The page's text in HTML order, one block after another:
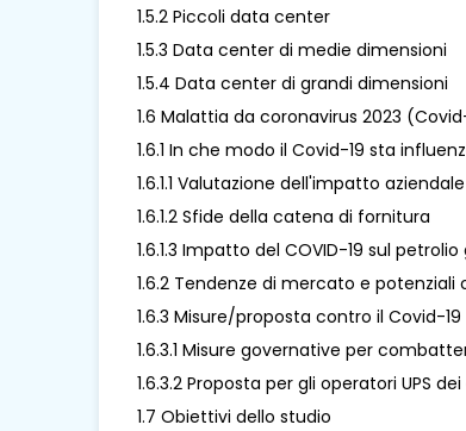
1.5.2 Piccoli data center
1.5.3 Data center di medie dimensioni
1.5.4 Data center di grandi dimensioni
1.6 Malattia da coronavirus 2023
1.6.1 In che modo il Covid-19 sta
1.6.1.1 Valutazione dell'impatto
1.6.1.2 Sfide della catena di fornitura
1.6.1.3 Impatto del COVID-19 sul
1.6.2 Tendenze di mercato e
1.6.3 Misure/proposta contro il Covid-19
1.6.3.1 Misure governative per
1.6.3.2 Proposta per gli operatori UPS
1.7 Obiettivi dello studio